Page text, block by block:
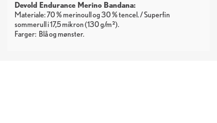
Devold Endurance Merino Bandana:
Materiale: 70 % merinoull og 30 % tencel. / Superfin
sommerull i 17,5 mikron (130 g/m²).
Farger: Blå mønster